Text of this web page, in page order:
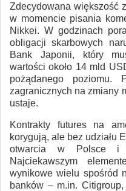
Zdecydowana większość
w momencie pisania
Nikkei. W godzinach
obligacji skarbowych
Bank Japonii, który
wartości około 14 mld
pożądanego poziomu.
zagranicznych na zmiany
ustaje.
Kontrakty futures na
korygują, ale bez udziału
otwarcia w Polsce i
Najciekawszym
wynikowe wielu spośród
banków – m.in.